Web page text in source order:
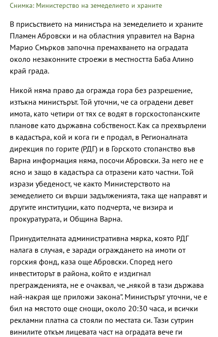
Снимка: Министерство на земеделието и храните
В присъствието на министъра на земеделието и храните
Пламен Абровски и на областния управител на Варна
Марио Смърков започна премахването на оградата
около незаконните строежи в местността Баба Алино
край града.
Никой няма право да огражда гора без разрешение,
изтъкна министърът. Той уточни, че са оградени девет
имота, като четири от тях се водят в горскостопанските
планове като държавна собственост. Как са прехвърлени
в кадастъра, кой и кога ги е продал, в Регионалната
дирекция по горите (РДГ) и в Горското стопанство във
Варна информация няма, посочи Абровски. За него не е
ясно и защо в кадастъра са отразени като частни. Той
изрази убеденост, че както Министерството на
земеделието си върши задълженията, така ще направят и
другите институции, като подчерта, че визира и
прокуратурата, и Община Варна.
Принудителната административна мярка, която РДГ
налага в случая, е заради ограждането на имоти от
горския фонд, каза още Абровски. Според него
инвеститорът в района, който е издигнал
прегражденията, не е очаквал, че „някой в тази държава
най-накрая ще приложи закона“. Министърът уточни, че е
бил на мястото още снощи, около 20:30 часа, и всички
рекламни платна са стояли по местата си. Тази сутрин
винилите откъм лицевата част на оградата вече ги